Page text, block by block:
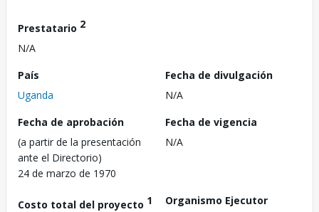
Prestatario 2
N/A
País
Uganda
Fecha de divulgación
N/A
Fecha de aprobación
(a partir de la presentación
ante el Directorio)
24 de marzo de 1970
Fecha de vigencia
N/A
Costo total del proyecto 1
Organismo Ejecutor